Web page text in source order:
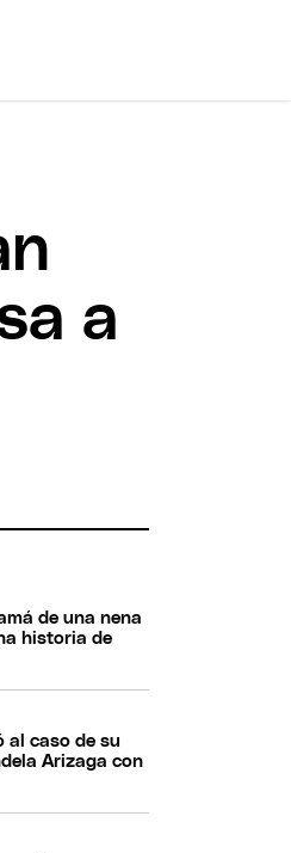
a
de una nena
historia de
al caso de su
Arizaga con